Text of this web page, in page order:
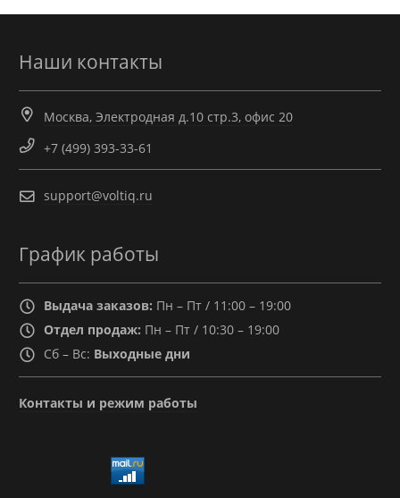
Наши контакты
Москва, Электродная д.10 стр.3, офис 20
+7 (499) 393-33-61
support@voltiq.ru
График работы
Выдача заказов: Пн – Пт / 11:00 – 19:00
Отдел продаж: Пн – Пт / 10:30 – 19:00
Сб – Вс: Выходные дни
Контакты и режим работы